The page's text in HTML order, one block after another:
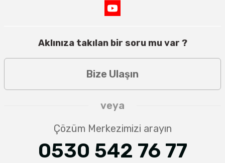
Aklınıza takılan bir soru mu var ?
Bize Ulaşın
veya
Çözüm Merkezimizi arayın
0530 542 76 77